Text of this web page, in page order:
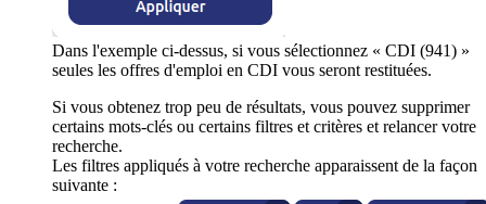
Dans l'exemple ci-dessus, si vous sélectionnez « CDI (941) »
seules les offres d'emploi en CDI vous seront restituées.
Si vous obtenez trop peu de résultats, vous pouvez supprimer
certains mots-clés ou certains filtres et critères et relancer votre
recherche.
Les filtres appliqués à votre recherche apparaissent de la façon
suivante :